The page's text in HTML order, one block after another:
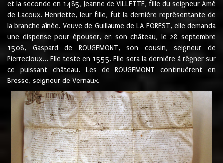
et la seconde en 1485, Jeanne de VILLETTE, fille du seigneur Amé
de Lacoux. Henriette, leur fille, fut la dernière représentante de
la branche aînée. Veuve de Guillaume de LA FOREST, elle demanda
une dispense pour épouser, en son château, le 28 septembre
1508, Gaspard de ROUGEMONT, son cousin, seigneur de
Pierrecloux... Elle teste en 1555. Elle sera la dernière à régner sur
ce puissant château. Les de ROUGEMONT continuèrent en
Bresse, seigneur de Vernaux.